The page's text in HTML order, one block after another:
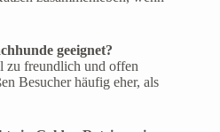
geeignet?
zu freundlich und offen
Besucher häufig eher, als